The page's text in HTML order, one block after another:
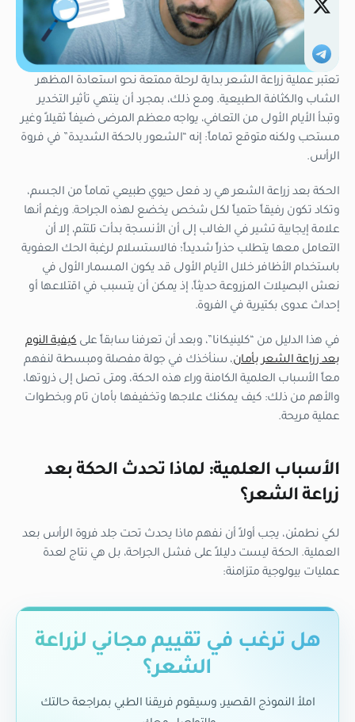
تعتبر عملية زراعة الشعر بداية لرحلة ممتعة نحو استعادة المظهر
الشاب والكثافة الطبيعية. ومع ذلك، بمجرد أن ينتهي تأثير التخدير
وتبدأ الأيام الأولى من التعافي، يواجه معظم المرضى ضيفاً ثقيلاً وغير
مستحب ولكنه متوقع تماماً: إنه “الشعور بالحكة الشديدة” في فروة
الرأس.
الحكة بعد زراعة الشعر هي رد فعل حيوي طبيعي تماماً من الجسم،
وتكاد تكون رفيقاً حتمياً لكل شخص يخضع لهذه الجراحة. ورغم أنها
علامة إيجابية تشير في الغالب إلى أن الأنسجة بدأت تلتئم، إلا أن
التعامل معها يتطلب حذراً شديداً؛ فالاستسلام لرغبة الحك العفوية
باستخدام الأظافر خلال الأيام الأولى قد يكون المسمار الأول في
نعش البصيلات المزروعة حديثاً، إذ يمكن أن يتسبب في اقتلاعها أو
إحداث عدوى بكتيرية في الفروة.
في هذا الدليل من “كلينيكانا”، وبعد أن تعرفنا سابقاً علىكيفية النوم
بعد زراعة الشعر بأمان، سنأخذك في جولة مفصلة ومبسطة لنفهم
معاً الأسباب العلمية الكامنة وراء هذه الحكة، ومتى تصل إلى ذروتها،
والأهم من ذلك: كيف يمكنك علاجها وتخفيفها بأمان تام وبخطوات
عملية مريحة.
الأسباب العلمية: لماذا تحدث الحكة بعد
زراعة الشعر؟
لكي نطمئن، يجب أولاً أن نفهم ماذا يحدث تحت جلد فروة الرأس بعد
العملية. الحكة ليست دليلاً على فشل الجراحة، بل هي نتاج لعدة
عمليات بيولوجية متزامنة:
هل ترغب في تقييم مجاني لزراعة
الشعر؟
املأ النموذج القصير، وسيقوم فريقنا الطبي بمراجعة حالتك